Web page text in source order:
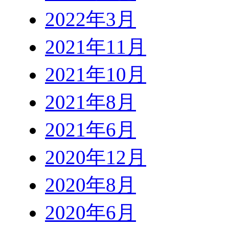
2022年3月
2021年11月
2021年10月
2021年8月
2021年6月
2020年12月
2020年8月
2020年6月